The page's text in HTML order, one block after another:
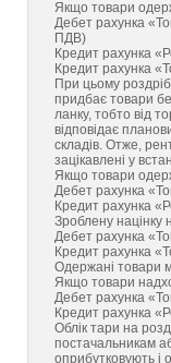
Якщо товари
Дебет рахунка
ПДВ)
Кредит рахунка
Кредит рахунка
При цьому
придбає товари
ланку, тобто від
відповідає
складів. Отже,
зацікавлені у
Якщо товари
Дебет рахунка
Кредит рахунка
Зроблену націнку
Дебет рахунка
Кредит рахунка
Одержані товари
Якщо товари
Дебет рахунка
Кредит рахунка
Облік тари на
постачальникам
оприбутковують і